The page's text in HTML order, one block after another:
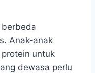
berbeda
Anak-anak
untuk
dewasa perlu